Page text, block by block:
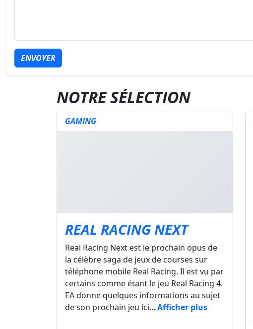
ENVOYER
NOTRE SÉLECTION
GAMING
REAL RACING NEXT
Real Racing Next est le prochain opus de
la célèbre saga de jeux de courses sur
téléphone mobile Real Racing. Il est vu par
certains comme étant le jeu Real Racing 4.
EA donne quelques informations au sujet
de son prochain jeu ici... Afficher plus